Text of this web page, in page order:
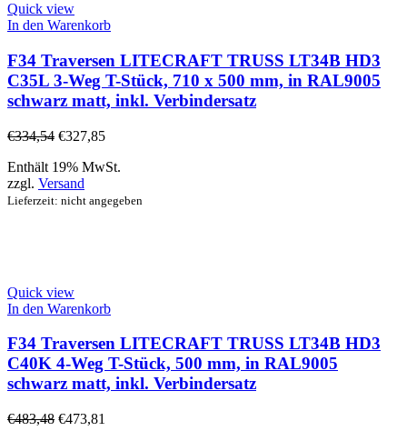
Quick view
In den Warenkorb
F34 Traversen LITECRAFT TRUSS LT34B HD3
C35L 3-Weg T-Stück, 710 x 500 mm, in RAL9005
schwarz matt, inkl. Verbindersatz
€334,54 €327,85
Enthält 19% MwSt.
zzgl. Versand
Lieferzeit: nicht angegeben
Quick view
In den Warenkorb
F34 Traversen LITECRAFT TRUSS LT34B HD3
C40K 4-Weg T-Stück, 500 mm, in RAL9005
schwarz matt, inkl. Verbindersatz
€483,48 €473,81